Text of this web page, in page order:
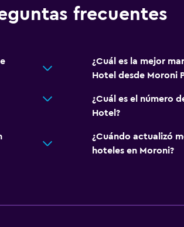
frecuentes
¿Cuál es la mejor
Hotel desde Moroni
¿Cuál es el número
Hotel?
¿Cuándo actualizó
hoteles en Moroni?